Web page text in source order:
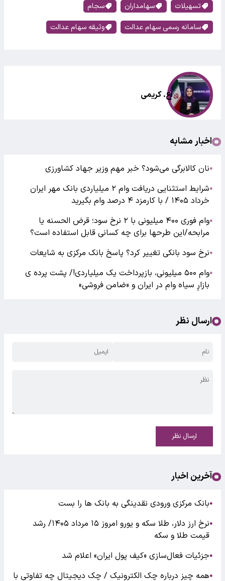
تسهیلات
سهامداران
سجام
سامانه رسمی سهام عدالت
وثیقه سهام عدالت
اع. کریمی
اخبار مشابه
●نان کالابرگی می‌شود؟ خبر مهم وزیر جهاد کشاورزی
●
شرایط استثنایی دریافت وام ۲ میلیاردی بانک مهر ایران
خرداد ۱۴۰۵ / با کارمزد ۴ درصد وام بگیرید
●
وام فوری ۴۰۰ میلیونی با ۲ نرخ سود؛ قرض الحسنه یا
مرابحه/این طرحها برای چه کسانی قابل استفاده است؟
●نرخ سود بانکی تغییر کرد؟ پاسخ بانک مرکزی به شایعات
●
وام ۵۰۰ میلیونی، بازپرداخت یک میلیاردی!/ پشت پرده ی
بازارِ سیاه وام در ایران و «ضامن فروشی»
ارسال نظر
ارسال نظر
آخرین اخبار
●بانک مرکزی ورودی نقدینگی به بانک ها را بست
●
نرخ ارز دلار، طلا سکه و یورو امروز ۱۵ مرداد ۱۴۰۵/ رشد
قیمت طلا و سکه
●جزئیات فعال‌سازی «کیف پول ایران» اعلام شد
●همه چیز درباره چک الکترونیک / چک دیجیتال چه تفاوتی با